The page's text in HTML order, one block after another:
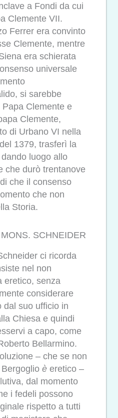
a Fondi da cui
Clemente VII.
Ferrer era convinto
Clemente, mentre
era schierata
universale
si sarebbe
Clemente e
Clemente,
di Urbano VI nella
1379, trasferì la
luogo allo
che durò trentanove
che il consenso
che non
Storia.
SCHNEIDER
ci ricorda
nel non
eretico, senza
considerare
dal suo ufficio in
Chiesa e quindi
a capo, come
Bellarmino.
– che se non
è eretico –
dal momento
i fedeli possono
rispetto a tutti